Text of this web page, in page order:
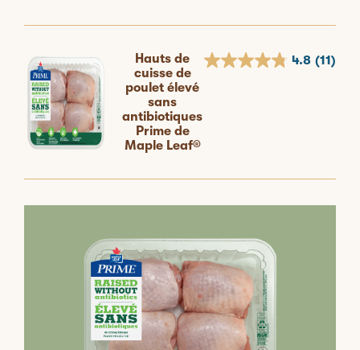
Hauts de
cuisse de
poulet élevé
sans
antibiotiques
Prime de
Maple Leaf®
4.8 (11)